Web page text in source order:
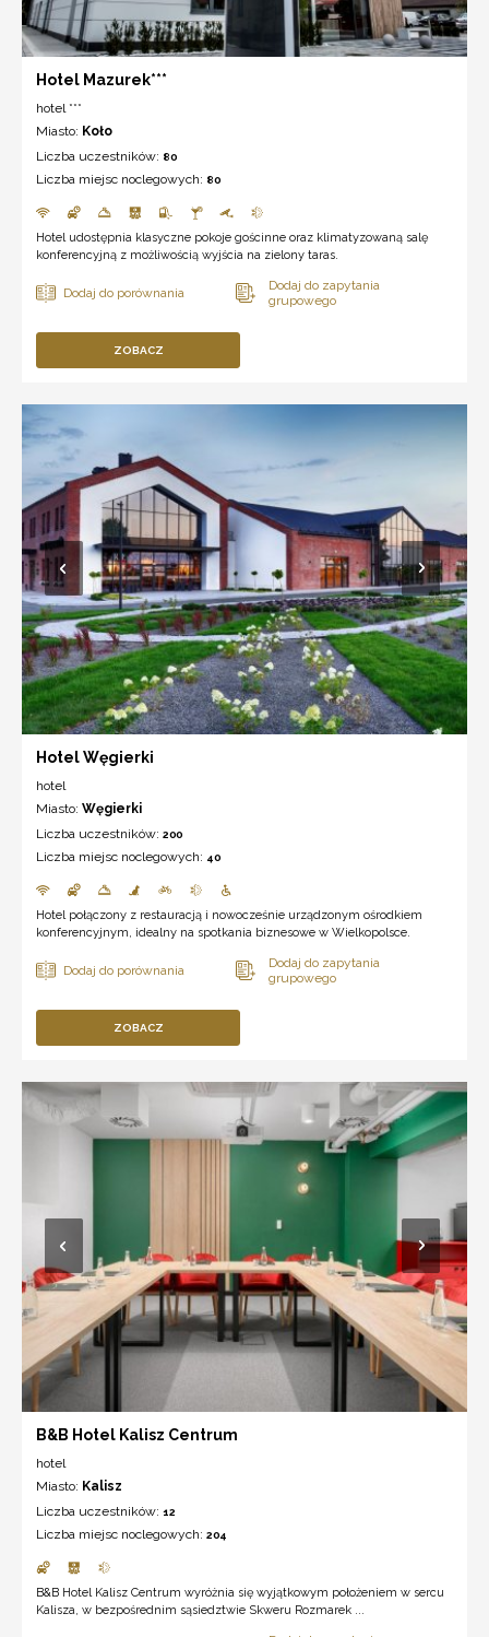
Hotel Mazurek***
hotel ***
Miasto: Koło
Liczba uczestników: 80
Liczba miejsc noclegowych: 80
Hotel udostępnia klasyczne pokoje gościnne oraz klimatyzowaną salę
konferencyjną z możliwością wyjścia na zielony taras.
ZOBACZ
Hotel Węgierki
hotel
Miasto: Węgierki
Liczba uczestników: 200
Liczba miejsc noclegowych: 40
Hotel połączony z restauracją i nowocześnie urządzonym ośrodkiem
konferencyjnym, idealny na spotkania biznesowe w Wielkopolsce.
ZOBACZ
B&B Hotel Kalisz Centrum
hotel
Miasto: Kalisz
Liczba uczestników: 12
Liczba miejsc noclegowych: 204
B&B Hotel Kalisz Centrum wyróżnia się wyjątkowym położeniem w sercu
Kalisza, w bezpośrednim sąsiedztwie Skweru Rozmarek ...